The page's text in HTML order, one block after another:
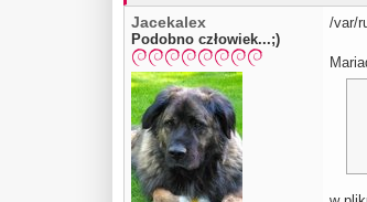
Jacekalex
Podobno człowiek...;)
/var/